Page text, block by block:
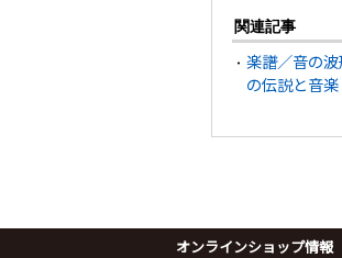
関連記事
楽譜／音の
の伝説と音
オンラインショップ情報